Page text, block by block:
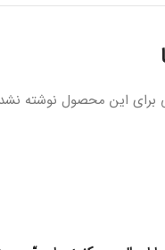
برای این محصول نوشته